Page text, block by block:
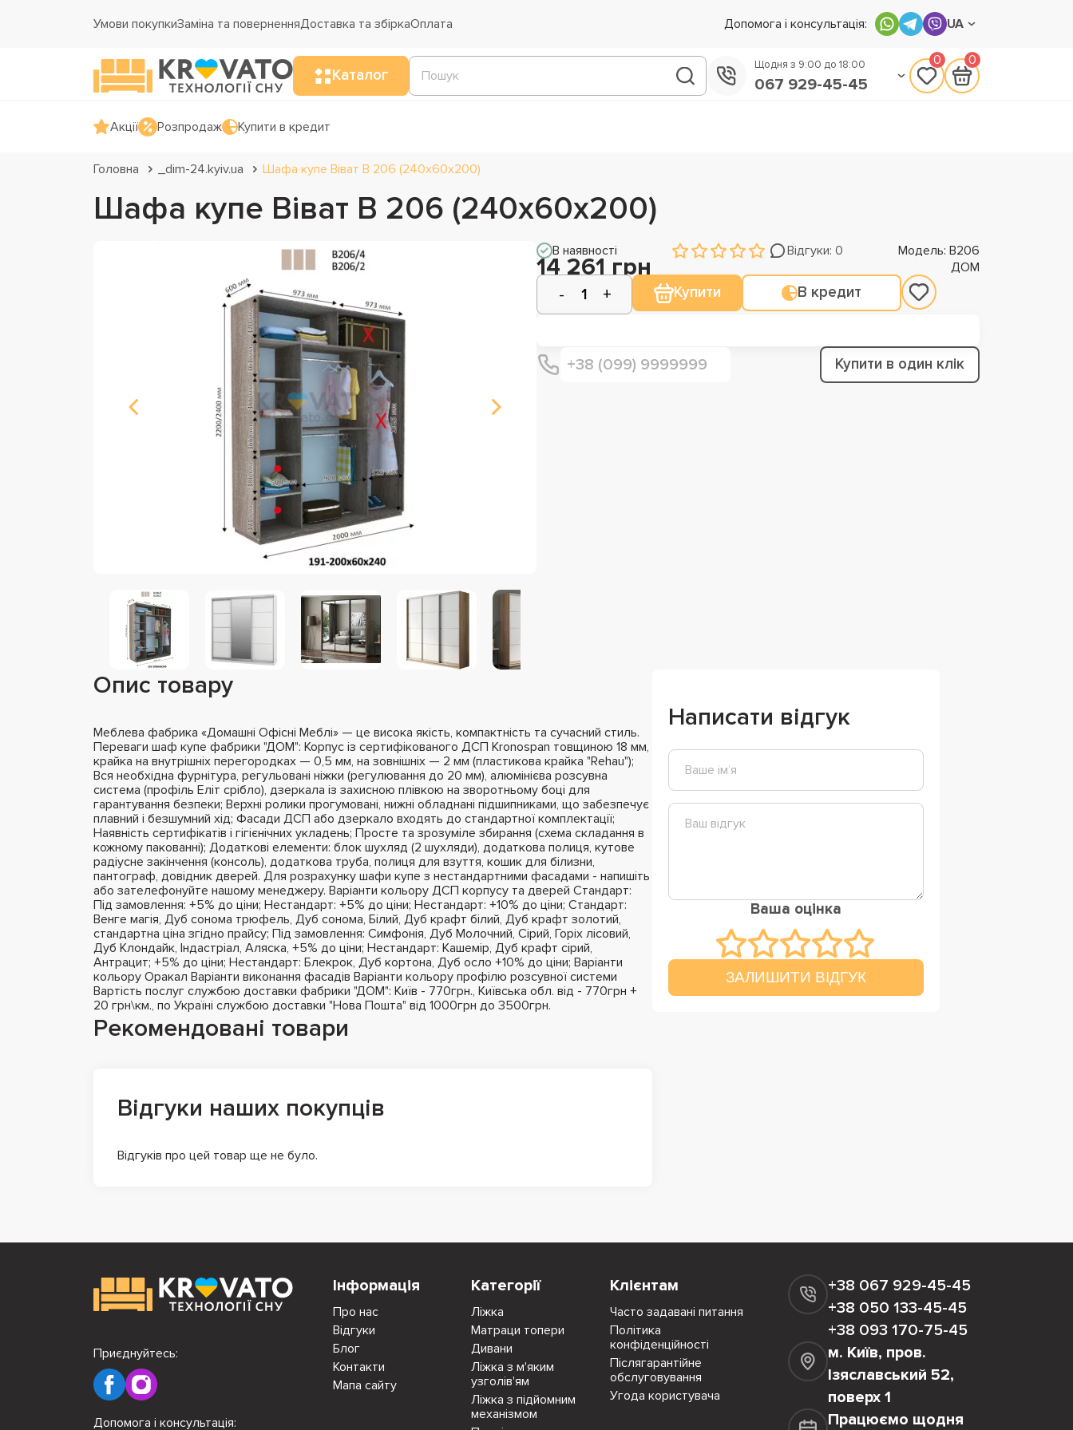
Умови покупкиЗаміна та поверненняДоставка та збіркаОплата Допомога і консультація: UA
Каталог
Щодня з 9:00 до 18:00
067 929-45-45
0 0
Акції Розпродаж Купити в кредит
Головна _dim-24.kyiv.ua Шафа купе Віват В 206 (240х60х200)
Шафа купе Віват В 206 (240х60х200)
В наявності Відгуки: 0 Модель: В206
14 261 грн ДОМ
Купити В кредит
Купити в один клік
Опис товару
Меблева фабрика «Домашні Офісні Меблі» — це висока якість, компактність та сучасний стиль.
Переваги шаф купе фабрики "ДОМ": Корпус із сертифікованого ДСП Kronospan товщиною 18 мм,
крайка на внутрішніх перегородках — 0,5 мм, на зовнішніх — 2 мм (пластикова крайка "Rehau");
Вся необхідна фурнітура, регульовані ніжки (регулювання до 20 мм), алюмінієва розсувна
система (профіль Еліт срібло), дзеркала із захисною плівкою на зворотньому боці для
гарантування безпеки; Верхні ролики прогумовані, нижні обладнані підшипниками, що забезпечує
плавний і безшумний хід; Фасади ДСП або дзеркало входять до стандартної комплектації;
Наявність сертифікатів і гігієнічних укладень; Просте та зрозуміле збирання (схема складання в
кожному пакованні); Додаткові елементи: блок шухляд (2 шухляди), додаткова полиця, кутове
радіусне закінчення (консоль), додаткова труба, полиця для взуття, кошик для білизни,
пантограф, довідник дверей. Для розрахунку шафи купе з нестандартними фасадами - напишіть
або зателефонуйте нашому менеджеру. Варіанти кольору ДСП корпусу та дверей Стандарт:
Під замовлення: +5% до ціни; Нестандарт: +5% до ціни; Нестандарт: +10% до ціни; Стандарт:
Венге магія, Дуб сонома трюфель, Дуб сонома, Білий, Дуб крафт білий, Дуб крафт золотий,
стандартна ціна згідно прайсу; Під замовлення: Симфонія, Дуб Молочний, Сірий, Горіх лісовий,
Дуб Клондайк, Індастріал, Аляска, +5% до ціни; Нестандарт: Кашемір, Дуб крафт сірий,
Антрацит; +5% до ціни; Нестандарт: Блекрок, Дуб кортона, Дуб осло +10% до ціни; Варіанти
кольору Оракал Варіанти виконання фасадів Варіанти кольору профілю розсувної системи
Вартість послуг службою доставки фабрики "ДОМ": Київ - 770грн., Київська обл. від - 770грн +
20 грн\км., по Україні службою доставки "Нова Пошта" від 1000грн до 3500грн.
Рекомендовані товари
Відгуки наших покупців
Відгуків про цей товар ще не було.
Написати відгук
Ваша оцінка
ЗАЛИШИТИ ВІДГУК
Інформація
Про нас
Відгуки
Блог
Контакти
Мапа сайту
Категорії
Ліжка
Матраци топери
Дивани
Ліжка з м'яким
узголів'ям
Ліжка з підйомним
механізмом
Клієнтам
Часто задавані питання
Політика
конфіденційності
Післягарантійне
обслуговування
Угода користувача
+38 067 929-45-45
+38 050 133-45-45
+38 093 170-75-45
м. Київ, пров.
Ізяславський 52,
поверх 1
Працюємо щодня
Приєднуйтесь:
Допомога і консультація: